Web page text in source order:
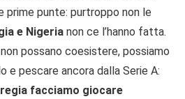
prime punte: purtroppo non le
e Nigeria non ce l’hanno fatta.
possano coesistere, possiamo
e pescare ancora dalla Serie A:
facciamo giocare